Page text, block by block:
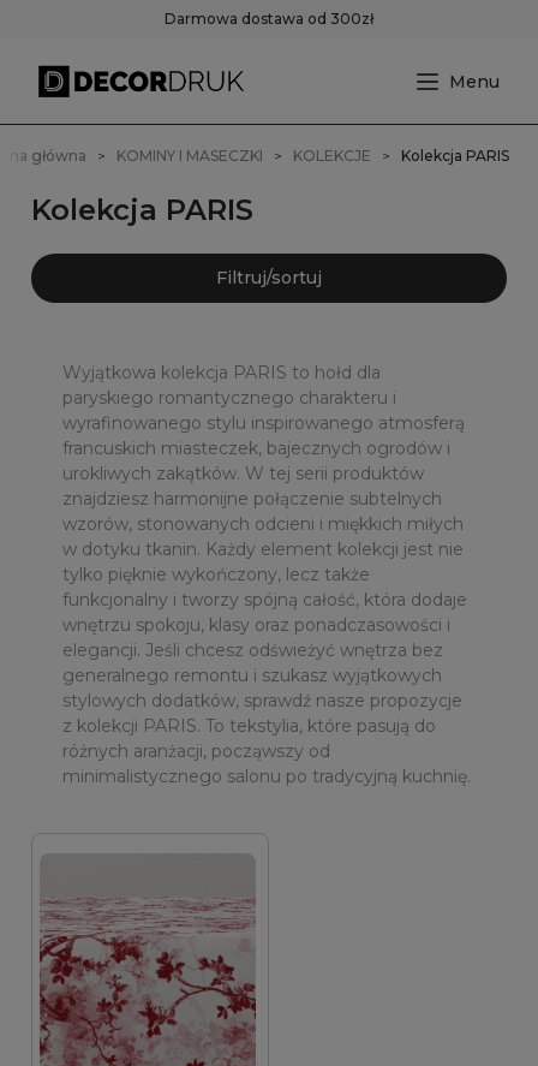
Darmowa dostawa od 300zł
główna KOMINY I MASECZKI KOLEKCJE Kolekcja PARIS
Kolekcja PARIS
Filtruj/sortuj
Wyjątkowa kolekcja PARIS to hołd dla
paryskiego romantycznego charakteru i
wyrafinowanego stylu inspirowanego atmosferą
francuskich miasteczek, bajecznych ogrodów i
urokliwych zakątków. W tej serii produktów
znajdziesz harmonijne połączenie subtelnych
wzorów, stonowanych odcieni i miękkich miłych
w dotyku tkanin. Każdy element kolekcji jest nie
tylko pięknie wykończony, lecz także
funkcjonalny i tworzy spójną całość, która dodaje
wnętrzu spokoju, klasy oraz ponadczasowości i
elegancji. Jeśli chcesz odświeżyć wnętrza bez
generalnego remontu i szukasz wyjątkowych
stylowych dodatków, sprawdź nasze propozycje
z kolekcji PARIS. To tekstylia, które pasują do
różnych aranżacji, począwszy od
minimalistycznego salonu po tradycyjną kuchnię.